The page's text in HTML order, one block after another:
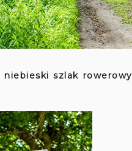
niebieski szlak rowerowy